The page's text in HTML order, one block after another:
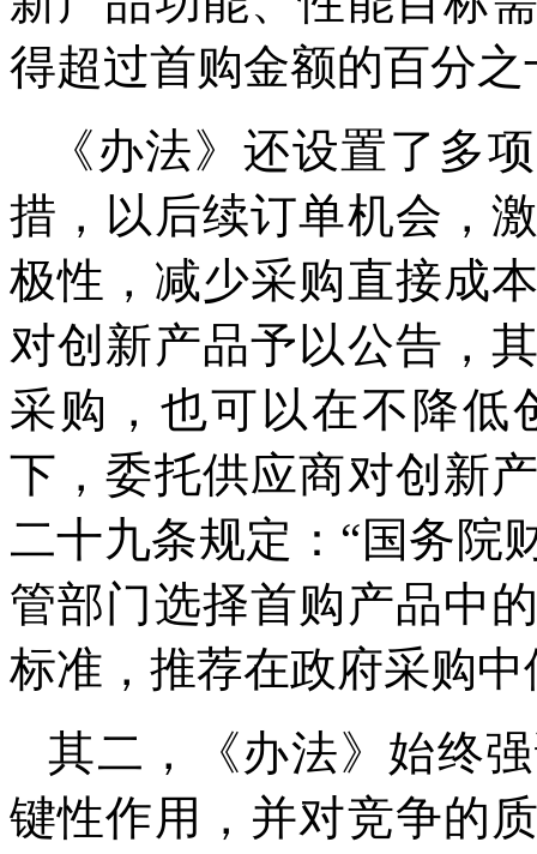
得超过首购金额的百分之
《办法》还设置了多
措，以后续订单机会，
极性，减少采购直接成
对创新产品予以公告，
采购，也可以在不降低
下，委托供应商对创新
二十九条规定：“国务院
管部门选择首购产品中
标准，推荐在政府采购中
其二，《办法》始终
键性作用，并对竞争的